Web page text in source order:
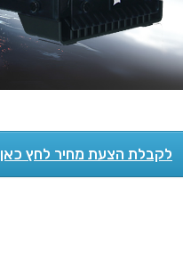
לקבלת הצעת מחיר לחץ כאן